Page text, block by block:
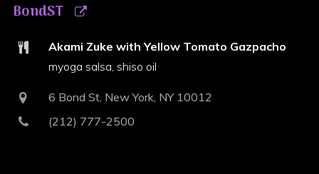
BondST
Akami Zuke with Yellow Tomato Gazpacho
myoga salsa, shiso oil
6 Bond St, New York, NY 10012
(212) 777-2500